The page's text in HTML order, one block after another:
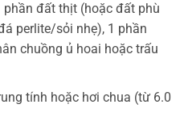
đất thịt (hoặc đất phù
perlite/sỏi nhẹ), 1 phần
chuồng ủ hoai hoặc trấu
tính hoặc hơi chua (từ 6.0